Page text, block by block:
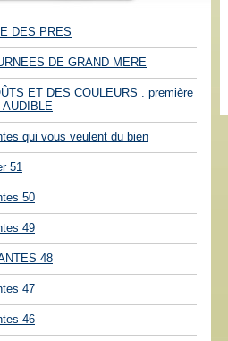
DES PRES
DE GRAND MERE
ET DES COULEURS . première
qui vous veulent du bien
51
50
49
48
47
46